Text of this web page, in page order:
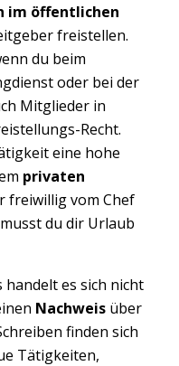
im öffentlichen
freistellen.
du beim
oder bei der
Mitglieder in
Recht.
eine hohe
privaten
freiwillig vom Chef
du dir Urlaub
handelt es sich nicht
Nachweis über
finden sich
Tätigkeiten,